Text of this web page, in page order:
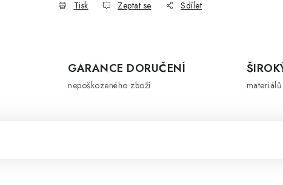
Tisk Zeptat se Sdílet
GARANCE DORUČENÍ
nepoškozeného zboží